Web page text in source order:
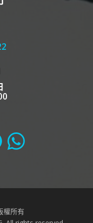
權所有